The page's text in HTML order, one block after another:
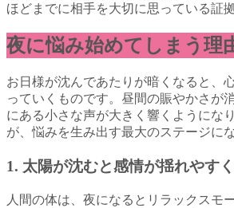
ほどまでに相手を大切に思っている証拠
夜に悩み始めてしまう理
お日様が沈んであたりが暗くなると、
っていくものです。昼間の賑やかさが
にある小さな声が大きく響くようにな
が、悩みを生み出す最大のステージに
1. 太陽が沈むと感情が揺れやす
人間の体は、夜になるとリラックスモ